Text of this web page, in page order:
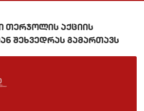
თერჯოლის აქციის
შეხვედრას გამართავს